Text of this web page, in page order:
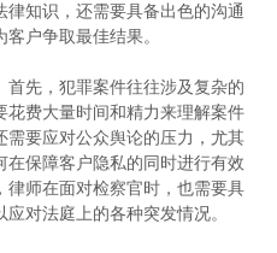
知识，还需要具备出色的沟通
户争取最佳结果。
先，犯罪案件往往涉及复杂的
费大量时间和精力来理解案件
需要应对公众舆论的压力，尤其
保障客户隐私的同时进行有效
师在面对检察官时，也需要具
对法庭上的各种突发情况。